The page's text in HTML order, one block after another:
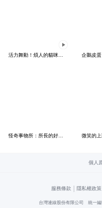
活力舞動！煩人的貓咪★迷你版 2
微笑的
個人
服務條款 | 隱私權政策
台灣連線股份有限公司 統一編